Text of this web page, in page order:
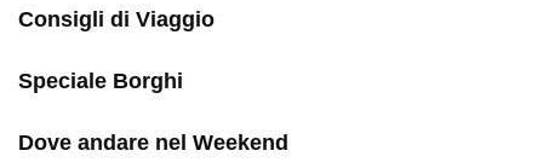
Consigli di Viaggio
Speciale Borghi
Dove andare nel Weekend